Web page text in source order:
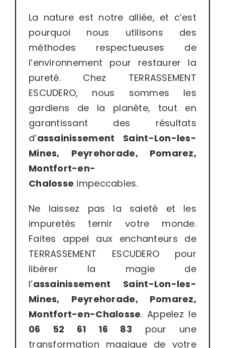
La nature est notre alliée, et c’est
pourquoi nous utilisons des
méthodes respectueuses de
l’environnement pour restaurer la
pureté. Chez TERRASSEMENT
ESCUDERO, nous sommes les
gardiens de la planète, tout en
garantissant des résultats
d’assainissement Saint-Lon-les-
Mines, Peyrehorade, Pomarez,
Montfort-en-
Chalosse impeccables.
Ne laissez pas la saleté et les
impuretés ternir votre monde.
Faites appel aux enchanteurs de
TERRASSEMENT ESCUDERO pour
libérer la magie de
l’assainissement Saint-Lon-les-
Mines, Peyrehorade, Pomarez,
Montfort-en-Chalosse. Appelez le
06 52 61 16 83 pour une
transformation magique de votre